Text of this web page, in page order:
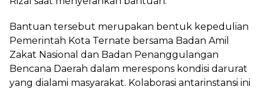
Bantuan tersebut merupakan bentuk kepedulian
Pemerintah Kota Ternate bersama Badan Amil
Zakat Nasional dan Badan Penanggulangan
Bencana Daerah dalam merespons kondisi darurat
yang dialami masyarakat. Kolaborasi antarinstansi ini